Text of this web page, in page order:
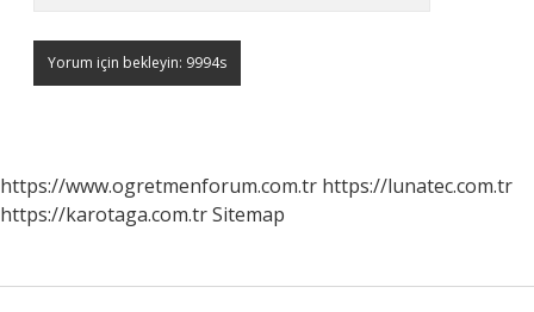
https://www.ogretmenforum.com.tr https://lunatec.com.tr
https://karotaga.com.trSitemap